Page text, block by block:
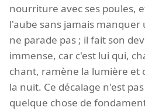
nourriture avec ses poules,
l'aube sans jamais manquer
ne parade pas ; il fait son
immense, car c'est lui qui,
chant, ramène la lumière et
la nuit. Ce décalage n'est
quelque chose de